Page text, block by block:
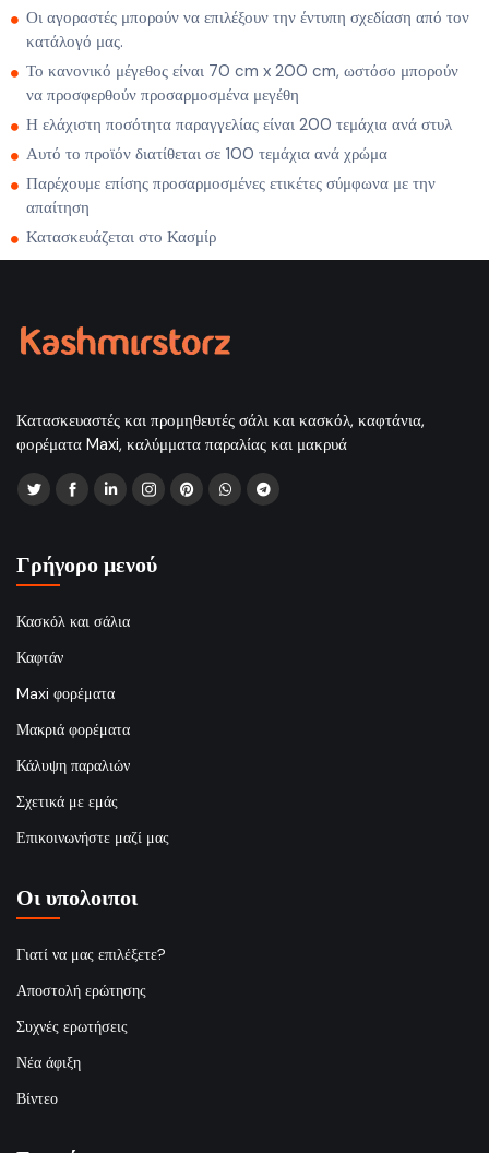
Οι αγοραστές μπορούν να επιλέξουν την έντυπη σχεδίαση από τον
κατάλογό μας.
Το κανονικό μέγεθος είναι 70 cm x 200 cm, ωστόσο μπορούν
να προσφερθούν προσαρμοσμένα μεγέθη
Η ελάχιστη ποσότητα παραγγελίας είναι 200 τεμάχια ανά στυλ
Αυτό το προϊόν διατίθεται σε 100 τεμάχια ανά χρώμα
Παρέχουμε επίσης προσαρμοσμένες ετικέτες σύμφωνα με την
απαίτηση
Κατασκευάζεται στο Κασμίρ
Κατασκευαστές και προμηθευτές σάλι και κασκόλ, καφτάνια,
φορέματα Maxi, καλύμματα παραλίας και μακρυά
Γρήγορο μενού
Κασκόλ και σάλια
Καφτάν
Maxi φορέματα
Μακριά φορέματα
Κάλυψη παραλιών
Σχετικά με εμάς
Επικοινωνήστε μαζί μας
Οι υπολοιποι
Γιατί να μας επιλέξετε?
Αποστολή ερώτησης
Συχνές ερωτήσεις
Νέα άφιξη
Βίντεο